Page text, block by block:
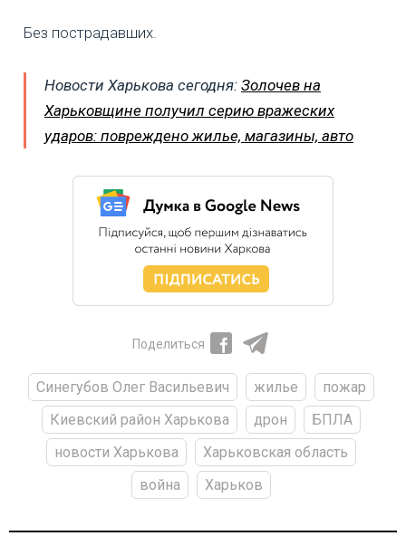
Без пострадавших.
Новости Харькова сегодня: Золочев на
Харьковщине получил серию вражеских
ударов: повреждено жилье, магазины, авто
Поделиться
Синегубов Олег Васильевич жилье
пожар
Киевский район Харькова
дрон
БПЛА
новости Харькова
Харьковская область
война
Харьков